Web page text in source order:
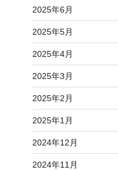
2025年6月
2025年5月
2025年4月
2025年3月
2025年2月
2025年1月
2024年12月
2024年11月